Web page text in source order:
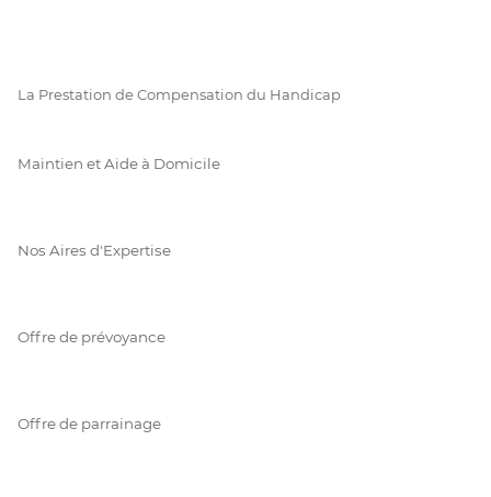
La Prestation de Compensation du Handicap
Maintien et Aide à Domicile
Nos Aires d'Expertise
Offre de prévoyance
Offre de parrainage